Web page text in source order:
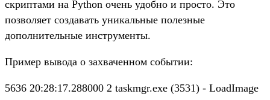
скриптами на Python очень удобно и просто. Это
позволяет создавать уникальные полезные
дополнительные инструменты.
Пример вывода о захваченном событии:
5636 20:28:17.288000 2 taskmgr.exe (3531) - LoadImage